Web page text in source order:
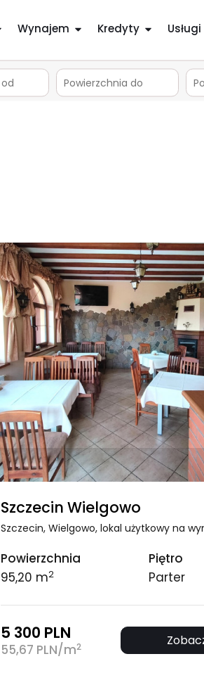
Wynajem Kredyty
Szczecin Wielgowo
Szczecin, Wielgowo, lokal użytkowy na
Powierzchnia
95,20 m2
Piętro
Parter
5 300 PLN
55,67 PLN/m2